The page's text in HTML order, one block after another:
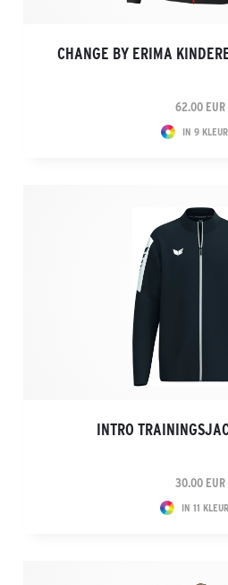
CHANGE BY ERIMA
62.00 EUR
IN 9
INTRO
30.00 EUR
IN 11